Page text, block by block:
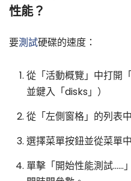
性能？
要測試硬碟的速度：
從「活動概覽」中打開
並鍵入「disks」）
從「左側窗格」的列表
選擇菜單按鈕並從菜單
單擊「開始性能測試……